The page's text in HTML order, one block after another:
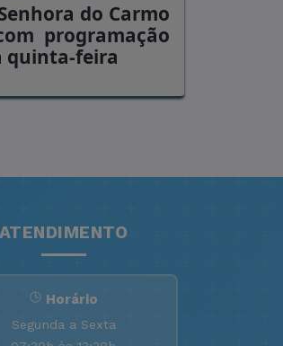
do Carmo
programação
quinta-feira
ATENDIMENTO
Horário
Segunda a Sexta